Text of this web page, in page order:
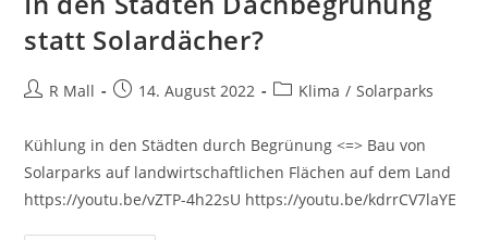
statt Solardächer?
Beitrags-
R Mall
Beitrag14. August 2022
Beitrags-
Klima / Solarparks
Kühlung in den Städten durch Begrünung <=> Bau von
Solarparks auf landwirtschaftlichen Flächen auf dem Land
https://youtu.be/vZTP-4h22sU https://youtu.be/kdrrCV7laYE